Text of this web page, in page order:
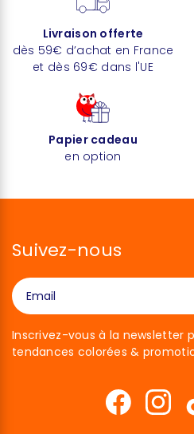
Livraison offerte
dès 59€ d’achat en France
et dès 69€ dans l'UE
Papier cadeau
en option
Suivez-nous
Inscrivez-vous à la newsletter
tendances colorées &